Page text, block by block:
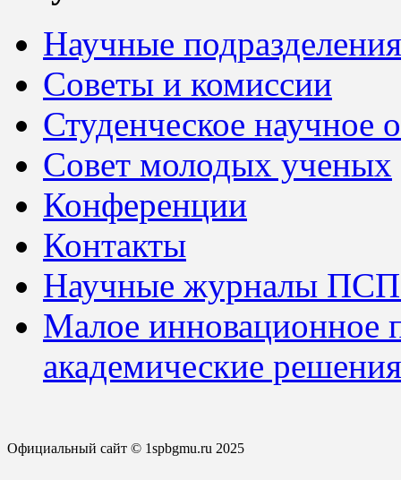
Научные подразделения
Советы и комиссии
Студенческое научное
Совет молодых ученых
Конференции
Контакты
Научные журналы
Малое инновационное
академические
Официальный сайт © 1spbgmu.ru 2025